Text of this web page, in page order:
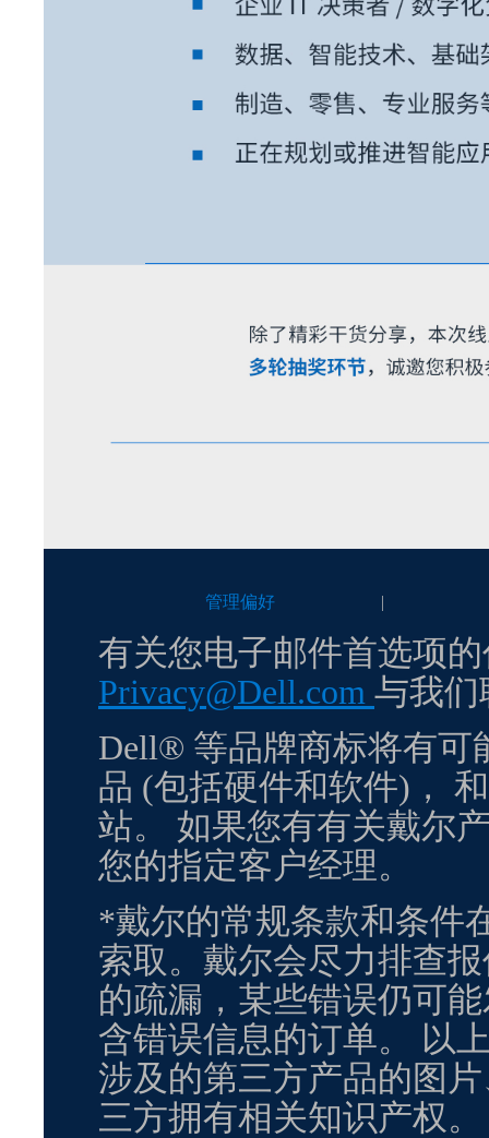
管理偏好 |
有关您电子邮件首选项
Privacy@Dell.com 与我们
Dell® 等品牌商标将有可
品 (包括硬件和软件)，
站。 如果您有有关戴尔
您的指定客户经理。
*戴尔的常规条款和条件
索取。戴尔会尽力排查
的疏漏，某些错误仍可
含错误信息的订单。 以
涉及的第三方产品的图
三方拥有相关知识产权